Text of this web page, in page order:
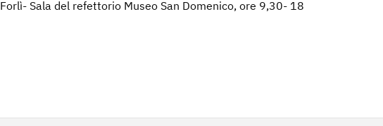
Forlì- Sala del refettorio Museo San Domenico, ore 9,30- 18